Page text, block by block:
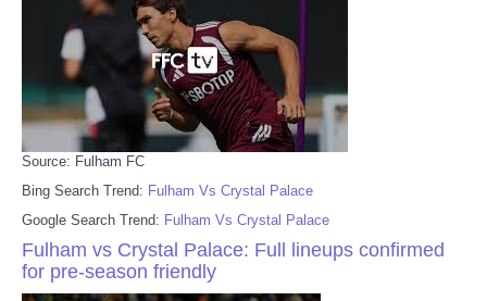
Source: Fulham FC
Bing Search Trend: Fulham Vs Crystal Palace
Google Search Trend: Fulham Vs Crystal Palace
Fulham vs Crystal Palace: Full lineups confirmed
for pre-season friendly